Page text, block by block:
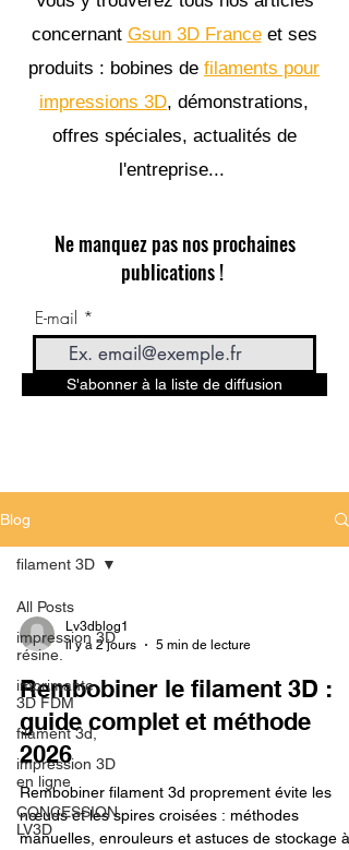
concernant Gsun 3D Franceet ses
produits : bobines de filaments pour
impressions 3D, démonstrations,
offres spéciales, actualités de
l'entreprise...
Ne manquez pas nos prochaines
publications !
E-mail
S'abonner à la liste de diffusion
Blog
All Posts
impression 3D
résine.
imprimante
3D FDM
filament 3d,
impression 3D
en ligne
CONCESSION
LV3D
filament 3D
Lv3dblog1
il y a 2 jours
5 min de lecture
Rembobiner le filament 3D :
guide complet et méthode
2026
Rembobiner filament 3d proprement évite les
nœuds et les spires croisées : méthodes
manuelles, enrouleurs et astuces de stockage à